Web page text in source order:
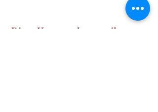
einander statt (Mobilität vorausgesetzt)
Diese Veranstaltung teilen